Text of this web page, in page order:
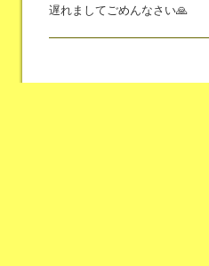
遅れましてごめんなさい🙏